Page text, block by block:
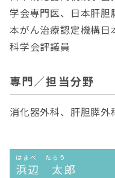
学会専門医、日本肝胆
本がん治療認定機構
科学会評議員
専門／担当分野
消化器外科、肝胆膵外
はまべ たろう
浜辺 太郎